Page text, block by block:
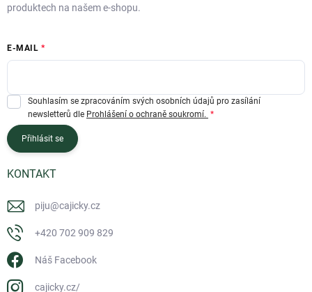
produktech na našem e-shopu.
E-MAIL
Souhlasím se zpracováním svých osobních údajů pro zasílání
newsletterů dle Prohlášení o ochraně soukromí.
Přihlásit se
KONTAKT
piju@cajicky.cz
+420 702 909 829
Náš Facebook
cajicky.cz/